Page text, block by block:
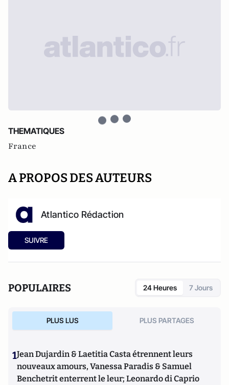
THEMATIQUES
France
A PROPOS DES AUTEURS
Atlantico Rédaction
SUIVRE
POPULAIRES 24 Heures 7 Jours
PLUS LUS PLUS PARTAGES
1Jean Dujardin & Laetitia Casta étrennent leurs
nouveaux amours, Vanessa Paradis & Samuel
Benchetrit enterrent le leur; Leonardo di Caprio